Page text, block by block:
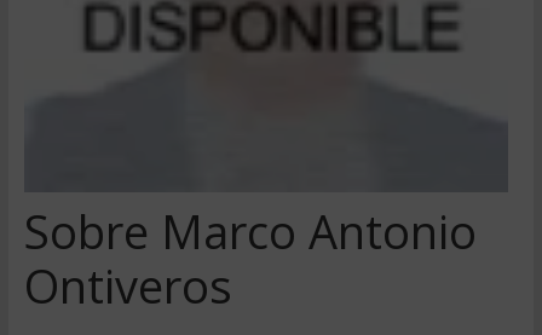
Sobre Marco Antonio
Ontiveros